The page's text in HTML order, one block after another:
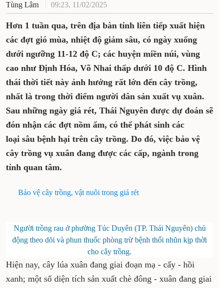
Tùng Lâm 09:23, 11/02/2025
Hơn 1 tuần qua, trên địa bàn tỉnh liên tiếp xuất hiện
các đợt gió mùa, nhiệt độ giảm sâu, có ngày xuống
dưới ngưỡng 11-12 độ C; các huyện miền núi, vùng
cao như Định Hóa, Võ Nhai thấp dưới 10 độ C. Hình
thái thời tiết này ảnh hưởng rất lớn đến cây trồng,
nhất là trong thời điểm người dân sản xuất vụ xuân.
Sau những ngày giá rét, Thái Nguyên được dự đoán sẽ
đón nhận các đợt nồm ẩm, có thể phát sinh các
loại sâu bệnh hại trên cây trồng. Do đó, việc bảo vệ
cây trồng vụ xuân đang được các cấp, ngành trong
tỉnh quan tâm.
Bảo vệ cây trồng, vật nuôi trong giá rét
Người trồng rau ở phường Túc Duyên (TP. Thái Nguyên) chủ
động theo dõi và phun thuốc phòng trừ bệnh thối nhũn kịp thời
cho cây trồng.
Hiện nay, cây lúa xuân đang giai đoạn mạ - cấy - hồi
xanh; một số diện tích sản xuất chè đông - xuân đang giai